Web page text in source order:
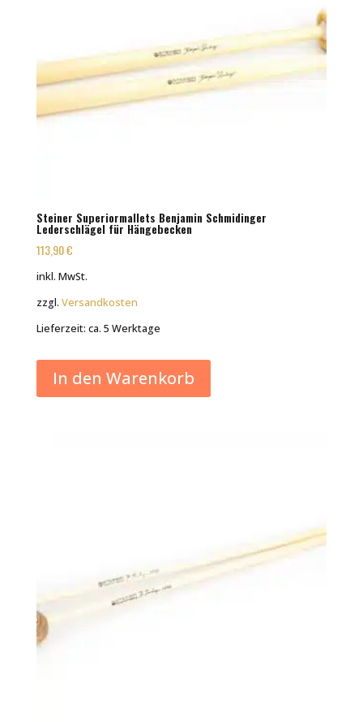
Steiner Superiormallets Benjamin Schmidinger
Lederschlägel für Hängebecken
113,90€
inkl. MwSt.
zzgl. Versandkosten
Lieferzeit: ca. 5 Werktage
In den Warenkorb